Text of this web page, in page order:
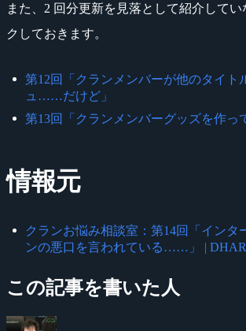
また、2 回分更新を見落として紹介して
クしておきます。
第12回「クランメンバーが他のタイト
ュ……だけど」
第13回「クランメンバーグッズを作っ
情報元
クランお悩み相談室：第14回「インタ
ンの悪口を言われている……」 |
この記事を書いた人